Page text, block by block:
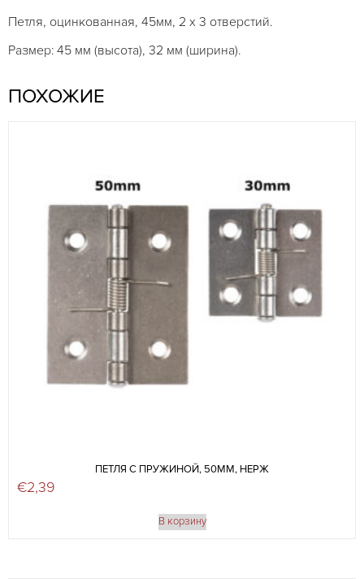
Петля, оцинкованная, 45мм, 2 х 3 отверстий.
Размер: 45 мм (высота), 32 мм (ширина).
ПОХОЖИЕ
ПЕТЛЯ С ПРУЖИНОЙ, 50ММ, НЕРЖ
€2,39
В корзину